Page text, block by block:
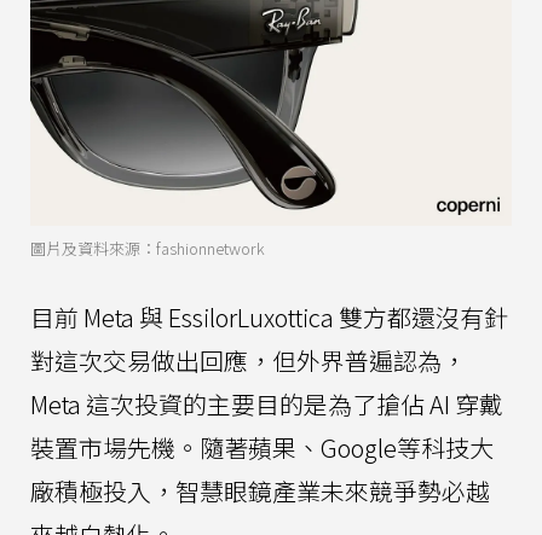
圖片及資料來源：fashionnetwork
目前 Meta 與 EssilorLuxottica 雙方都還沒有針
對這次交易做出回應，但外界普遍認為，
Meta 這次投資的主要目的是為了搶佔 AI 穿戴
裝置市場先機。隨著蘋果、Google等科技大
廠積極投入，智慧眼鏡產業未來競爭勢必越